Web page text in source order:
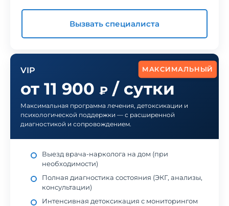
Вызвать специалиста
МАКСИМАЛЬНЫЙ
VIP
от 11 900 ₽ / сутки
Максимальная программа лечения, детоксикации и
психологической поддержки — с расширенной
диагностикой и сопровождением.
Выезд врача-нарколога на дом (при
необходимости)
Полная диагностика состояния (ЭКГ, анализы,
консультации)
Интенсивная детоксикация с мониторингом